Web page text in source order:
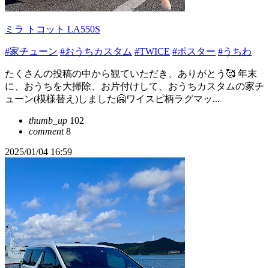
ミラ トコット LA550S
#家チューン #おうちカスタム #TWICE #ポスター #うちわ
たくさんの投稿の中から観ていただき、ありがとう🥰 年末
に、おうちを大掃除、お片付けして、おうちカスタムの家チ
ューン(模様替え)しました🤗ワイスピ柄ラグマッ...
thumb_up 102
comment8
2025/01/04 16:59